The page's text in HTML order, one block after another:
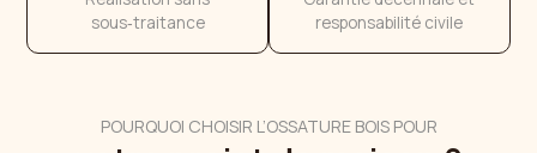
sous‑traitance
responsabilité civile
POURQUOI CHOISIR L’OSSATURE BOIS POUR